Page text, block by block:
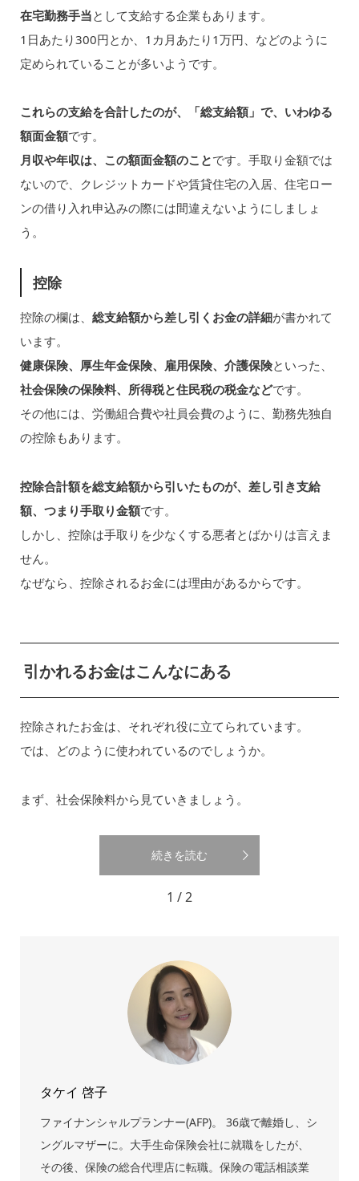
在宅勤務手当として支給する企業もあります。
1日あたり300円とか、1カ月あたり1万円、などのように
定められていることが多いようです。
これらの支給を合計したのが、「総支給額」で、いわゆる
額面金額です。
月収や年収は、この額面金額のことです。手取り金額では
ないので、クレジットカードや賃貸住宅の入居、住宅ロー
ンの借り入れ申込みの際には間違えないようにしましょ
う。
控除
控除の欄は、 総支給額から差し引くお金の詳細が書かれて
います。
健康保険、厚生年金保険、雇用保険、介護保険といった、
社会保険の保険料、所得税と住民税の税金などです。
その他には、労働組合費や社員会費のように、勤務先独自
の控除もあります。
控除合計額を総支給額から引いたものが、差し引き支給
額、つまり手取り金額です。
しかし、控除は手取りを少なくする悪者とばかりは言えま
せん。
なぜなら、控除されるお金には理由があるからです。
引かれるお金はこんなにある
控除されたお金は、それぞれ役に立てられています。
では、どのように使われているのでしょうか。
まず、社会保険料から見ていきましょう。
続きを読む
1 / 2
タケイ 啓子
ファイナンシャルプランナー(AFP)。 36歳で離婚し、シ
ングルマザーに。大手生命保険会社に就職をしたが、
その後、保険の総合代理店に転職。保険の電話相談業